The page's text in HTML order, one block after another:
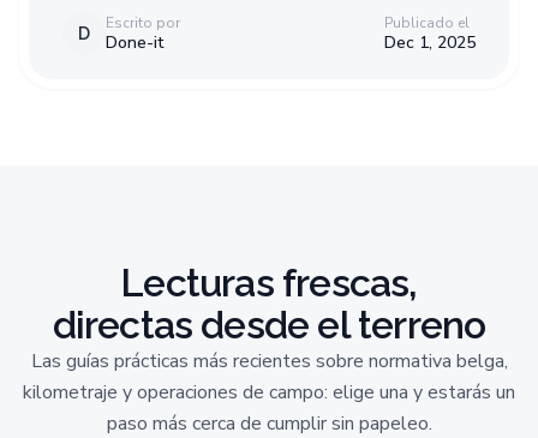
captura automática de kilómetros, qué ahorra y
en qué fijarte al elegir una solución.
D
Escrito por
Done-it
Publicado el
Dec 1, 2025
Lecturas frescas,
directas desde el terreno
Las guías prácticas más recientes sobre normativa belga,
kilometraje y operaciones de campo: elige una y estarás un
paso más cerca de cumplir sin papeleo.